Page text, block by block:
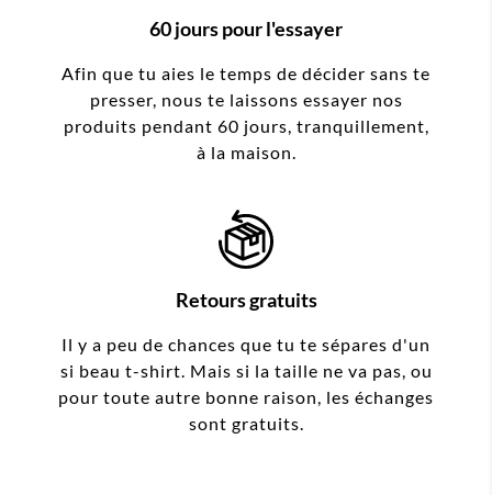
60 jours pour l'essayer
Afin que tu aies le temps de décider sans te
presser, nous te laissons essayer nos
produits pendant 60 jours, tranquillement,
à la maison.
Retours gratuits
Il y a peu de chances que tu te sépares d'un
si beau t-shirt. Mais si la taille ne va pas, ou
pour toute autre bonne raison, les échanges
sont gratuits.